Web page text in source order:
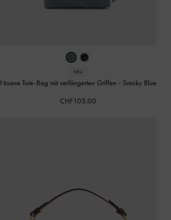
NEU
Noane Tote-Bag mit verlängerten Griffen - Smoky Blue
CHF105.00